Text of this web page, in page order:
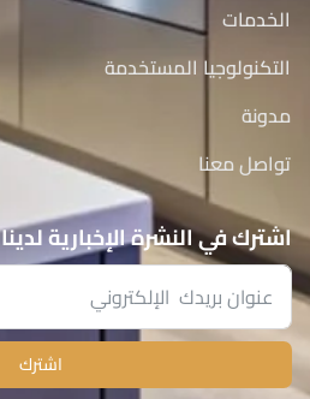
الخدمات
التكنولوجيا المستخدمة
مدونة
تواصل معنا
اشترك في النشرة الإخبارية لدينا
اشترك